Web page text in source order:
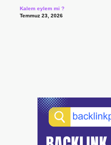
Kalem eylem mi ?
Temmuz 23, 2026